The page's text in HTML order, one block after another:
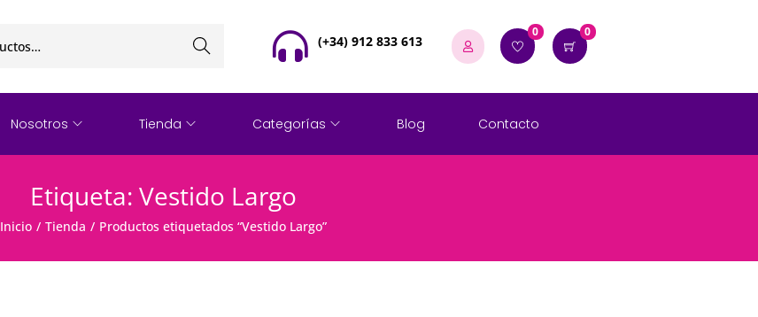
Buscar (+34) 912 833 613
0 0
Nosotros Tienda Categorías Blog Contacto
Etiqueta: Vestido Largo
Inicio / Tienda / Productos etiquetados “Vestido Largo”